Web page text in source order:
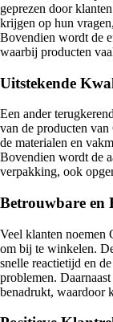
geprezen door
krijgen op hun
Bovendien wordt de
waarbij producten
Uitstekende
Een ander
van de producten
de materialen en
Bovendien wordt de
verpakking, ook
Betrouwbare en
Veel klanten
om bij te winkelen.
snelle reactietijd en
problemen.
benadrukt, waardoor